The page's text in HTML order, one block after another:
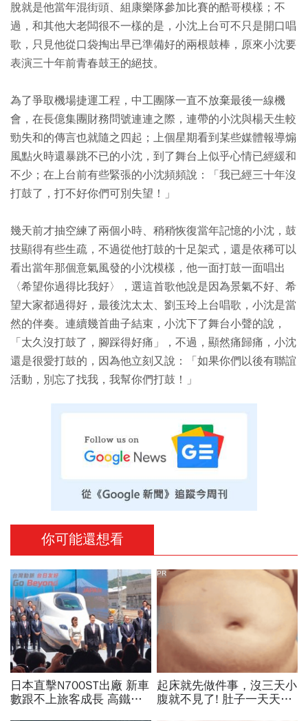
脫就是他當年混街頭、組康樂隊參加比賽的酷哥模樣；不
過，和其他大老闆很不一樣的是，小沈上台可不只是開口唱
歌，只見他從口袋掏出早已準備好的兩根鼓棒，原來小沈要
表演三十年前青春鼓王的絕技。
為了爭取機場捷運工程，中工團隊一直不放棄最後一線機
會，在長億集團財務問號連連之際，連帶的小沈與楊天生較
勁失和的傳言也就隨之四起；上個星期看到某些媒體報導煽
風點火時還暴跳不已的小沈，到了舞台上似乎心情已經緩和
不少；在上台前有些緊張的小沈頻頻說：「我已經三十年沒
打鼓了，打不好你們可別失望！」
幾天前才抽空練了兩個小時、稍稍恢復當年記憶的小沈，鼓
技顯得有些生疏，不過從他打鼓的十足架式，還是依稀可以
看出當年那個意氣風發的小沈模樣，他一面打鼓一面唱出
〈希望你過得比我好〉，選這首歌他說是因為景氣不好、希
望大家都過得好，最後沈太太、劉玉玲上台唱歌，小沈是當
然的伴奏。連續幾首曲子結束，小沈下了舞台小聲的說，
「太久沒打鼓了，腳踩得好痛」，不過，顯然痛歸痛，小沈
還是很愛打鼓的，因為他立刻又說：「如果你們以後有聯誼
活動，別忘了找我，我幫你們打鼓！」
你可能還想看
日本直擊N700ST出廠 新車
數跟不上旅客成長 高鐵遇3
起床就先做件事，沒三天小
腹就不見了! 肚子一天天變
PR